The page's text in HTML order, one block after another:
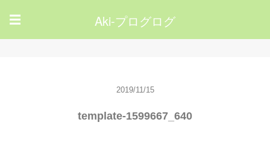
☰ Aki-プログログ
2019/11/15
template-1599667_640